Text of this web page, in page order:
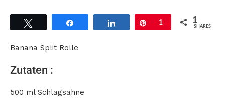
Pin
1 1
SHARES
Banana Split Rolle
Zutaten :
500 ml Schlagsahne